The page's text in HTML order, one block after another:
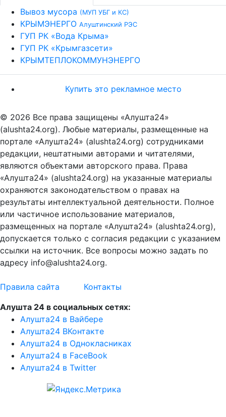
Вывоз мусора (МУП УБГ и КС)
КРЫМЭНЕРГО Алуштинский РЭС
ГУП РК «Вода Крыма»
ГУП РК «Крымгазсети»
КРЫМТЕПЛОКОММУНЭНЕРГО
Купить это рекламное место
© 2026 Все права защищены «Алушта24»
(alushta24.org). Любые материалы, размещенные на
портале «Алушта24» (alushta24.org) сотрудниками
редакции, нештатными авторами и читателями,
являются объектами авторского права. Права
«Алушта24» (alushta24.org) на указанные материалы
охраняются законодательством о правах на
результаты интеллектуальной деятельности. Полное
или частичное использование материалов,
размещенных на портале «Алушта24» (alushta24.org),
допускается только с согласия редакции с указанием
ссылки на источник. Все вопросы можно задать по
адресу info@alushta24.org.
Правила сайта
Контакты
Алушта 24 в социальных сетях:
Алушта24 в Вайбере
Алушта24 ВКонтакте
Алушта24 в Однокласниках
Алушта24 в FaceBook
Алушта24 в Twitter